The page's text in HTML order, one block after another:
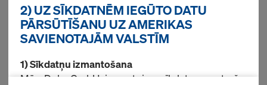
Atrasti 5 produkti
Pirktākās preces
2) UZ SĪKDATNĒM IEGŪTO DATU
PĀRSŪTĪŠANU UZ AMERIKAS
SAVIENOTAJĀM VALSTĪM
1) Sīkdatņu izmantošana
Mēs, Doka GmbH, izmantojam sīkdatnes un trešo